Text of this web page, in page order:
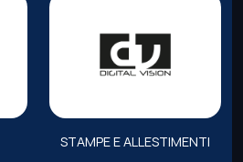
STAMPE E ALLESTIMENTI